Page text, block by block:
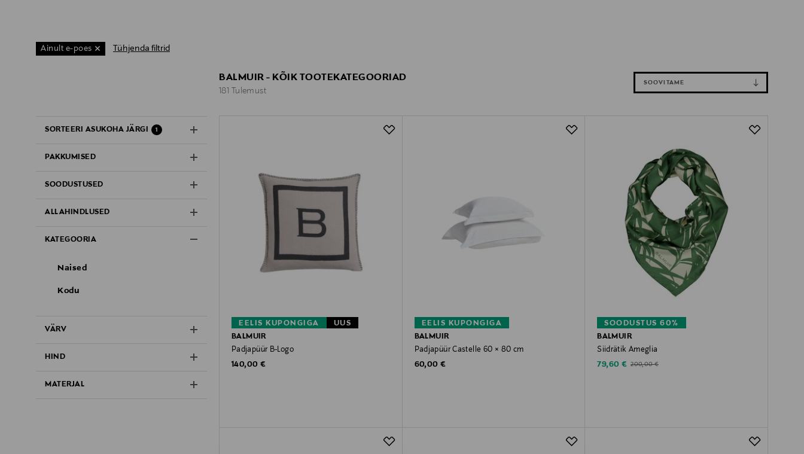
Ainult e-poes Tühjenda filtrid
SORTEERI ASUKOHA JÄRGI 1
PAKKUMISED
SOODUSTUSED
ALLAHINDLUSED
KATEGOORIA
Naised
Kodu
VÄRV
HIND
MATERJAL
BALMUIR - KÕIK TOOTEKATEGOORIAD
181 Tulemust
SOOVITAME
EELIS KUPONGIGA
UUS
BALMUIR
Padjapüür B-Logo
Original Price
140,00 €
EELIS KUPONGIGA
BALMUIR
Padjapüür Castelle 60 × 80 cm
Original Price
60,00 €
SOODUSTUS 60%
BALMUIR
Siidrätik Ameglia
Discounted Price
79,60 € Original Price
200,00 €